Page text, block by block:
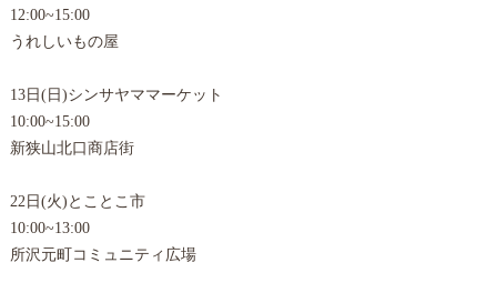
12:00~15:00
うれしいもの屋
13日(日)シンサヤママーケット
10:00~15:00
新狭山北口商店街
22日(火)とことこ市
10:00~13:00
所沢元町コミュニティ広場